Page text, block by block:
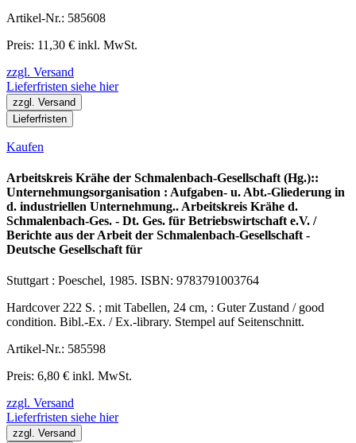
Artikel-Nr.: 585608
Preis: 11,30 € inkl. MwSt.
zzgl. Versand
Lieferfristen siehe hier
zzgl. Versand
Lieferfristen
Kaufen
Arbeitskreis Krähe der Schmalenbach-Gesellschaft (Hg.)::
Unternehmungsorganisation : Aufgaben- u. Abt.-Gliederung in
d. industriellen Unternehmung.. Arbeitskreis Krähe d.
Schmalenbach-Ges. - Dt. Ges. für Betriebswirtschaft e.V. /
Berichte aus der Arbeit der Schmalenbach-Gesellschaft -
Deutsche Gesellschaft für
Stuttgart : Poeschel, 1985. ISBN: 9783791003764
Hardcover 222 S. ; mit Tabellen, 24 cm, : Guter Zustand / good
condition. Bibl.-Ex. / Ex.-library. Stempel auf Seitenschnitt.
Artikel-Nr.: 585598
Preis: 6,80 € inkl. MwSt.
zzgl. Versand
Lieferfristen siehe hier
zzgl. Versand